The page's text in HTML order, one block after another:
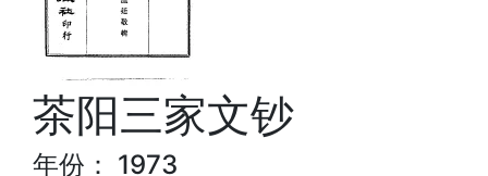
茶阳三家文钞
年份： 1973